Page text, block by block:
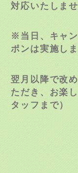
対応いたしま
※当日、キャ
ポンは実施し
翌月以降で改
ただき、お楽
タッフまで）